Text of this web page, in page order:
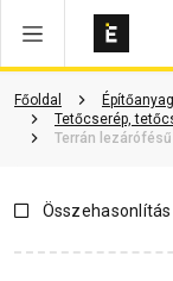
Főoldal Építőanyag
Tetőcserép,
Terrán
Vásárlói vélemények
Összehasonlítás